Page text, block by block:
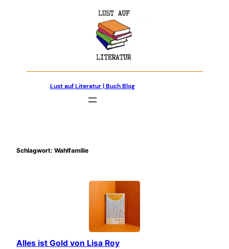
Lust auf Literatur | Buch Blog
Schlagwort: Wahlfamilie
Alles ist Gold von Lisa Roy